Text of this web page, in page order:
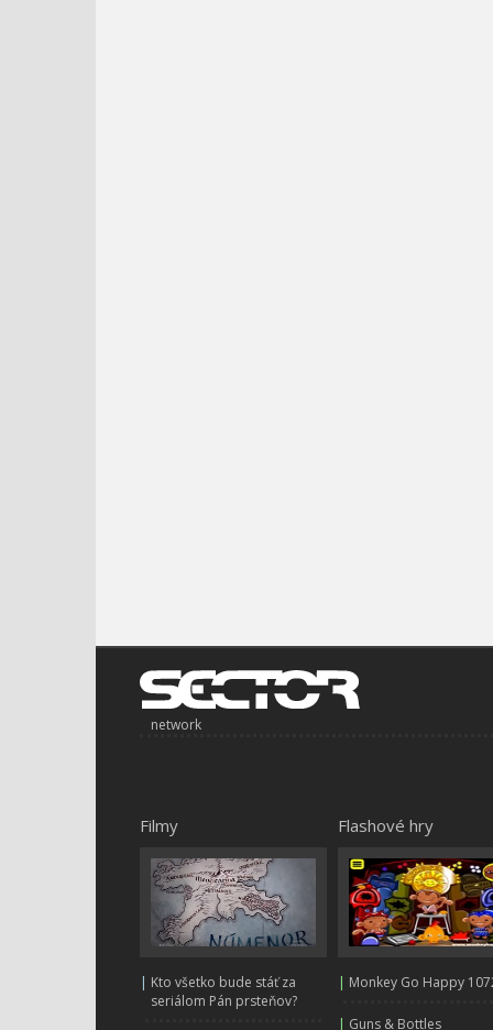
network
Filmy
| Kto všetko bude stáť za
seriálom Pán prsteňov?
Flashové hry
| Monkey Go Happy
| Guns & Bottles